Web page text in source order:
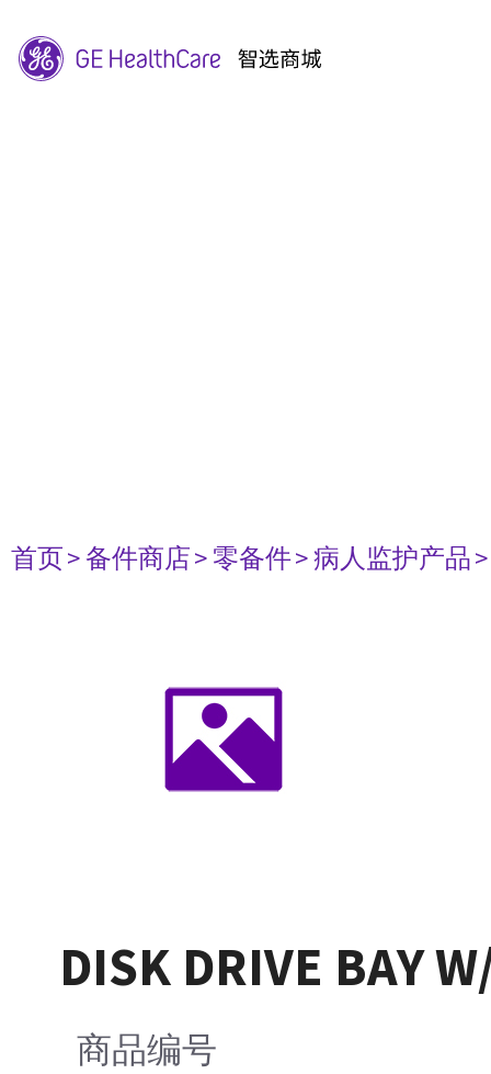
首页> 备件商店> 零备件> 病人监护产品
DISK DRIVE BAY
商品编号